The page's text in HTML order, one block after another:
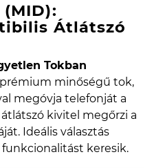
Átlátszó
Tokban
prémium minőségű tok,
megóvja telefonját a
kivitel megőrzi a
Ideális választás
funkcionalitást keresik.